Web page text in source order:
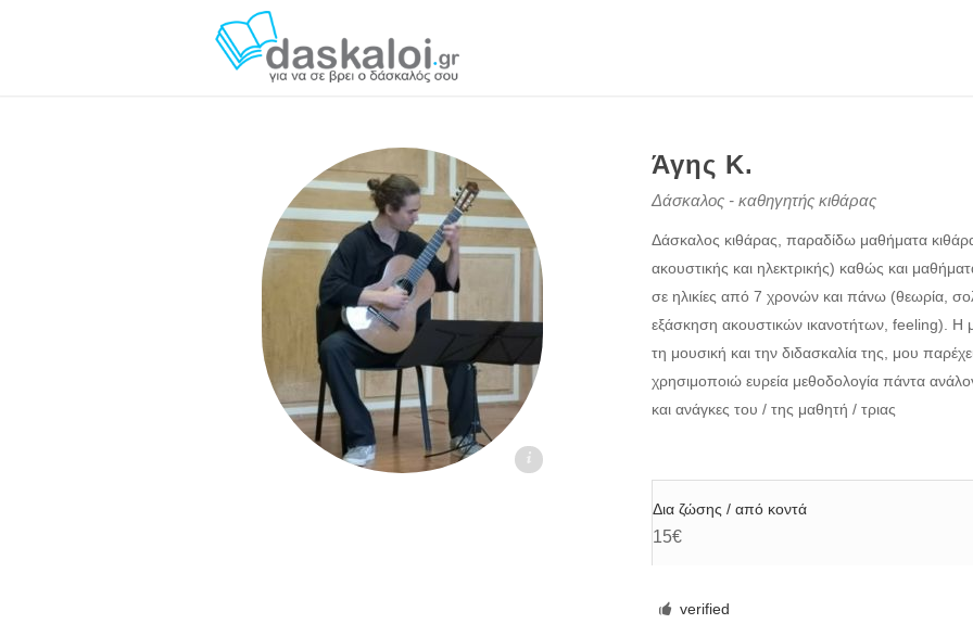
Άγης Κ. - daskaloi.gr
Άγης Κ.
Δάσκαλος - καθηγητής κιθάρας
Δάσκαλος κιθάρας, παραδίδω μαθήματα
ακουστικής και ηλεκτρικής) καθώς και
σε ηλικίες από 7 χρονών και πάνω (θεωρία,
εξάσκηση ακουστικών ικανοτήτων, feeling). Η
τη μουσική και την διδασκαλία της, μου
χρησιμοποιώ ευρεία μεθοδολογία πάντα
και ανάγκες του / της μαθητή / τριας
Δια ζώσης / από κοντά
15€
verified